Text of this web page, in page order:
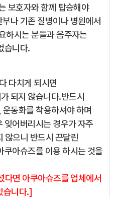
보호자와 함께 탑승해야
나 기존 질병이나 병원에서
하시는 분들과 음주자는
습니다.
다치게 되시면
되지 않습니다.반드시
동화를 착용하셔야 하며
잊어버리시는 경우가 자주
않으니 반드시 끈달린
쿠아슈즈를 이용 하시는 것을
다면 아쿠아슈즈를 업체에서
습니다.]